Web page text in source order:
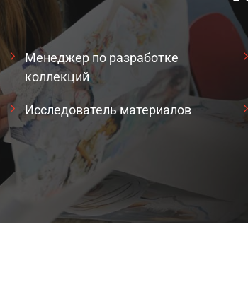
Менеджер по разработке
коллекций
Исследователь материалов